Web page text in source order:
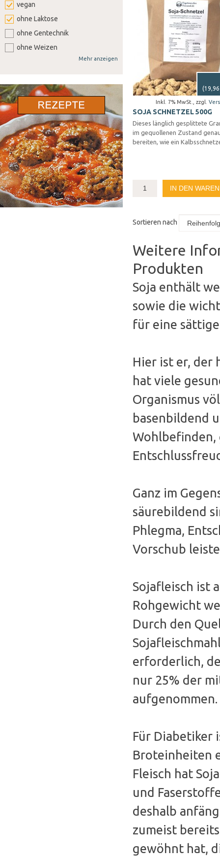
Inkl. 7% MwSt. zzgl.
(
SOJA SCHNETZEL 500G
Dieses länglich gesplittete
im gequollenen Zustand
bereiten, wie ein
IN DEN
Sortieren nach
Weitere
Produkten
Soja enthält
sowie die
für eine
Hier ist er, der
hat viele
Organismus
basenbildend
Wohlbefinden,
Ganz im
säurebildend
Phlegma,
Vorschub
Sojafleisch ist
Rohgewicht
Durch den
erforderlich,
nur 25% der
aufgenommen.
Für Diabetiker
Broteinheiten
Fleisch hat
und
deshalb
zumeist
gewöhnt hat,
vegan
ohne Laktose
ohne Gentechnik
ohne Weizen
ohne Lupine
ohne Gluten
ohne Nüsse
Mehr anzeigen